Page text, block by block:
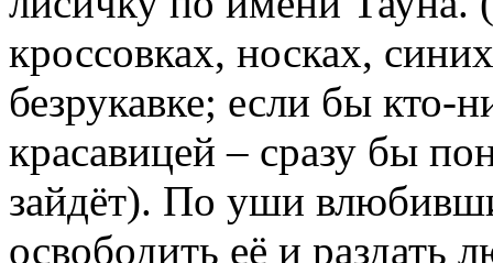
кроссовках, носках,
безрукавке; если бы кто-
красавицей – сразу бы
зайдёт). По уши
освободить её и раздать